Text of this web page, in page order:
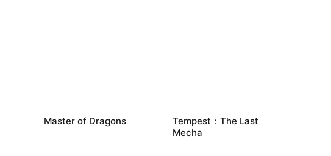
Master of Dragons
Tempest：The Last
Mecha